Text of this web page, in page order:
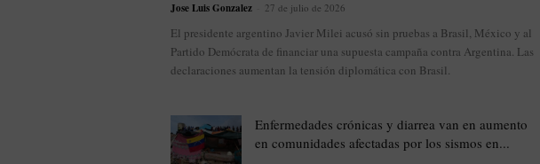
Jose Luis Gonzalez 27 de julio de 2026
El presidente argentino Javier Milei acusó sin pruebas a Brasil, México y al
Partido Demócrata de financiar una supuesta campaña contra Argentina. Las
declaraciones aumentan la tensión diplomática con Brasil.
Enfermedades crónicas y diarrea van en aumento
en comunidades afectadas por los sismos en...